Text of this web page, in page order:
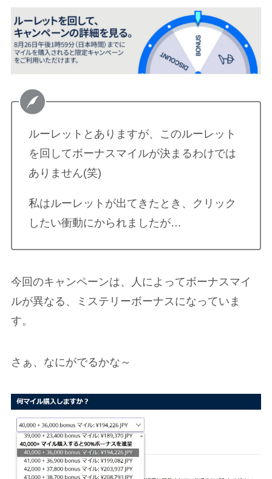
ルーレットとありますが、このルーレット
を回してボーナスマイルが決まるわけでは
ありません(笑)
私はルーレットが出てきたとき、クリック
したい衝動にかられましたが…
今回のキャンペーンは、人によってボーナスマイ
ルが異なる、ミステリーボーナスになっていま
す。
さぁ、なにがでるかな～